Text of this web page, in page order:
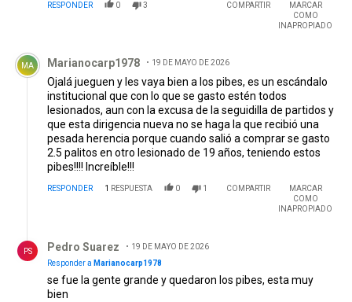
RESPONDER 0 3 COMPARTIR
MARCAR
COMO
INAPROPIADO
Comentario de Marianocarp1978.
MA Marianocarp1978 19 DE MAYO DE 2026
Ojalá jueguen y les vaya bien a los pibes, es un escándalo
institucional que con lo que se gasto estén todos
lesionados, aun con la excusa de la seguidilla de partidos y
que esta dirigencia nueva no se haga la que recibió una
pesada herencia porque cuando salió a comprar se gasto
2.5 palitos en otro lesionado de 19 años, teniendo estos
pibes!!!! Increíble!!!
RESPONDER 1 RESPUESTA 0 1 COMPARTIR
MARCAR
COMO
INAPROPIADO
PS Pedro Suarez
19 DE MAYO DE 2026
Responder a Marianocarp1978
se fue la gente grande y quedaron los pibes, esta muy
bien